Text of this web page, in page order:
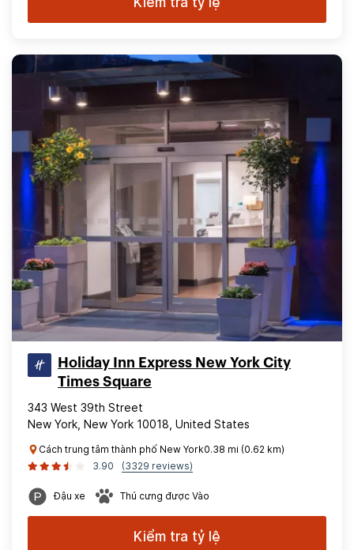
Holiday Inn Express New York City
Times Square
343 West 39th Street
New York, New York 10018, United States
Cách trung tâm thành phố New York0.38 mi (0.62 km)
3.90
(3329 reviews)
Đậu xe Thú cưng được Vào
Kiểm tra tỷ lệ